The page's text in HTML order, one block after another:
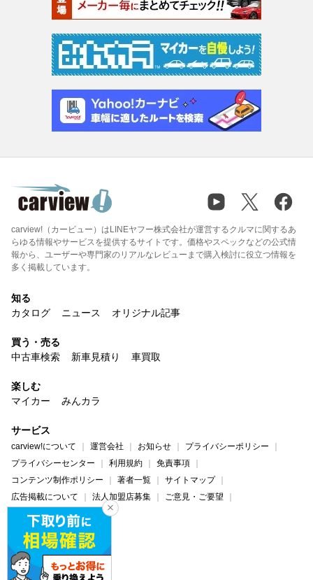
carview!（カービュー）はLINEヤフー株式会社が運営するクルマに関するあ
らゆる情報やサービスを提供するサイトです。価格やスペックなどの公式情
報から、ユーザーや専門家のリアルなレビューまで購入検討に役立つ情報を
多く掲載しています。
知る
カタログ
ニュース オリジナル記事
買う・売る
中古車検索
新車見積り 車買取
楽しむ
マイカー
みんカラ
サービス
carview!について 運営会社 お知らせ
プライバシーポリシー
プライバシーセンター
利用規約
免責事項
コンテンツ制作ポリシー
著者一覧
サイトマップ
広告掲載について
法人加盟店募集
ご意見・ご要望
ヘルプ・お問い合わせ
carview! Yahoo! JAPAN